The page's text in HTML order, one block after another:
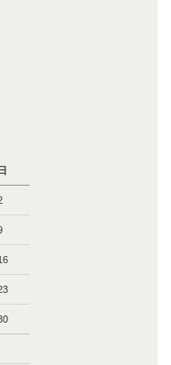
日